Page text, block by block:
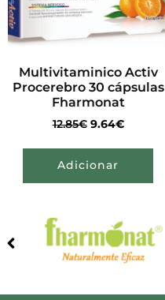
Multivitaminico Activ
Procerebro 30 cápsulas
Fharmonat
12.85€ 9.64€
Adicionar